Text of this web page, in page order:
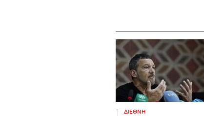
ΔΙΕΘΝΗ